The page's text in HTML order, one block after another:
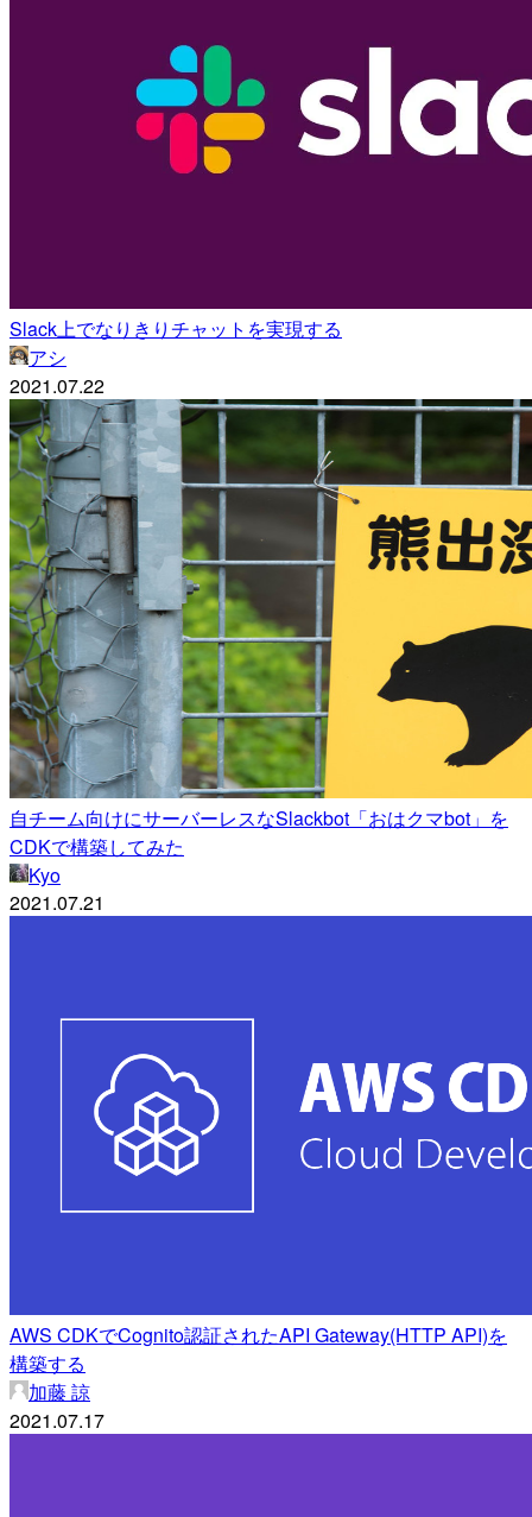
Slack上でなりきりチャットを実現する
アシ
2021.07.22
自チーム向けにサーバーレスなSlackbot「おはクマbot」を
CDKで構築してみた
Kyo
2021.07.21
AWS CDKでCognito認証されたAPI Gateway(HTTP API)を
構築する
加藤 諒
2021.07.17